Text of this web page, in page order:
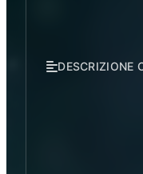
DESCRIZIONE